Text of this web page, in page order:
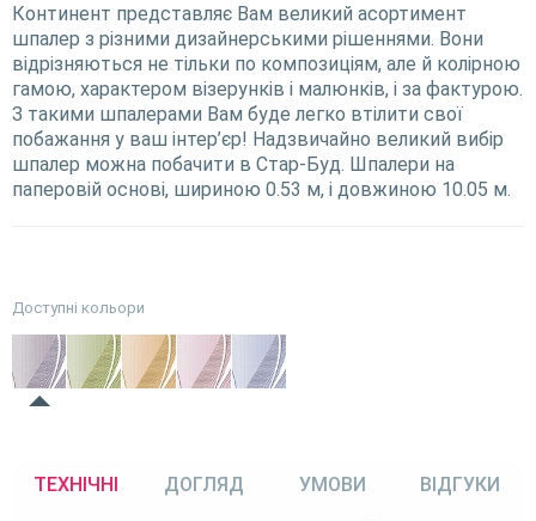
Континент представляє Вам великий асортимент
шпалер з різними дизайнерськими рішеннями. Вони
відрізняються не тільки по композиціям, але й колірною
гамою, характером візерунків і малюнків, і за фактурою.
З такими шпалерами Вам буде легко втілити свої
побажання у ваш інтер’єр! Надзвичайно великий вибір
шпалер можна побачити в Стар-Буд. Шпалери на
паперовій основі, шириною 0.53 м, і довжиною 10.05 м.
Доступні кольори
ТЕХНІЧНІ ДОГЛЯД УМОВИ ВІДГУКИ